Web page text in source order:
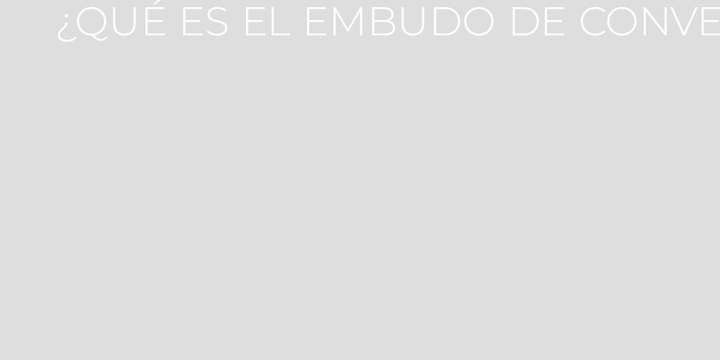
¿QUÉ ES EL EMBUDO DE